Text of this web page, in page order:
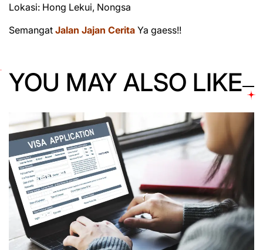
Lokasi: Hong Lekui, Nongsa
Semangat Jalan Jajan Cerita Ya gaess!!
YOU MAY ALSO LIKE